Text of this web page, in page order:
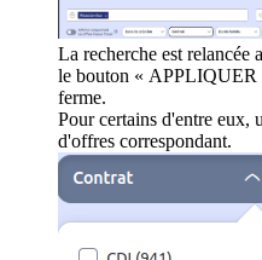
La recherche est relancée
le bouton «
ferme.
Pour certains d'entre eux,
d'offres correspondant.